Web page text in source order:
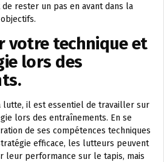
rester un pas en avant dans la
votre technique et
lors des
lutte, il est essentiel de travailler sur
lors des entraînements. En se
de ses compétences techniques
efficace, les lutteurs peuvent
leur performance sur le tapis, mais